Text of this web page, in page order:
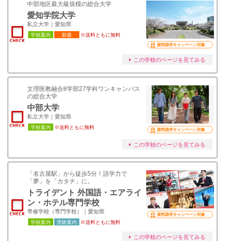
中部地区最大級規模の総合大学
愛知学院大学
私立大学｜愛知県
学校案内 願書 ※送料ともに無料
資料請求キャンペーン対象
この学校のページを見てみる
文理医教融合8学部27学科ワンキャンパス
の総合大学
中部大学
私立大学｜愛知県
学校案内 ※送料ともに無料 資料請求キャンペーン対象
この学校のページを見てみる
「名古屋駅」から徒歩5分！語学力で
「夢」を「カタチ」に。
トライデント 外国語・エアライ
ン・ホテル専門学校
専修学校（専門学校）｜愛知県
学校案内 受験案内 ※送料ともに無料
資料請求キャンペーン対象
この学校のページを見てみる